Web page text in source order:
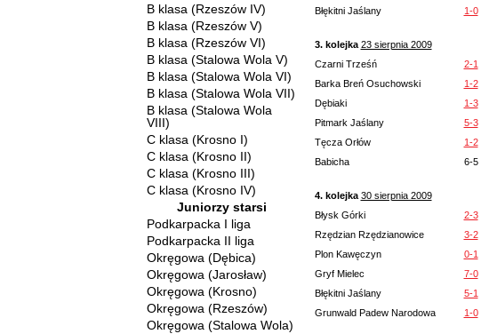
B klasa (Rzeszów IV)
B klasa (Rzeszów V)
B klasa (Rzeszów VI)
B klasa (Stalowa Wola V)
B klasa (Stalowa Wola VI)
B klasa (Stalowa Wola VII)
B klasa (Stalowa Wola
VIII)
C klasa (Krosno I)
C klasa (Krosno II)
C klasa (Krosno III)
C klasa (Krosno IV)
Juniorzy starsi
Podkarpacka I liga
Podkarpacka II liga
Okręgowa (Dębica)
Okręgowa (Jarosław)
Okręgowa (Krosno)
Okręgowa (Rzeszów)
Okręgowa (Stalowa Wola)
Błękitni Jaślany
1-0
3. kolejka 23 sierpnia 2009
Czarni Trześń
2-1
Barka Breń Osuchowski
1-2
Dębiaki
1-3
Pitmark Jaślany
5-3
Tęcza Orłów
1-2
Babicha
6-5
4. kolejka 30 sierpnia 2009
Błysk Górki
2-3
Rzędzian Rzędzianowice
3-2
Plon Kawęczyn
0-1
Gryf Mielec
7-0
Błękitni Jaślany
5-1
Grunwald Padew Narodowa
1-0